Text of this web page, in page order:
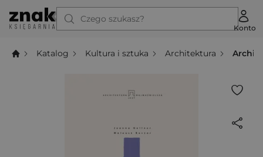
Czego szukasz?
Konto
Katalog Kultura i sztuka Architektura